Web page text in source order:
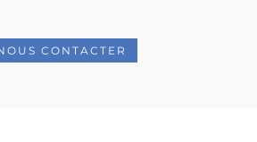
CONTACTER